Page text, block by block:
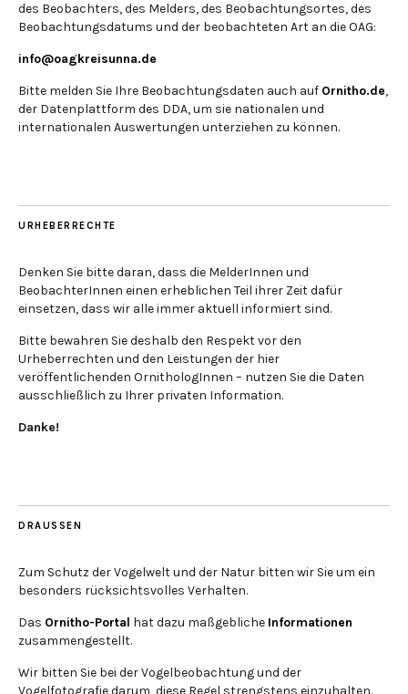
des Beobachters, des Melders, des Beobachtungsortes, des
Beobachtungsdatums und der beobachteten Art an die OAG:
info@oagkreisunna.de
Bitte melden Sie Ihre Beobachtungsdaten auch auf Ornitho.de,
der Datenplattform des DDA, um sie nationalen und
internationalen Auswertungen unterziehen zu können.
URHEBERRECHTE
Denken Sie bitte daran, dass die MelderInnen und
BeobachterInnen einen erheblichen Teil ihrer Zeit dafür
einsetzen, dass wir alle immer aktuell informiert sind.
Bitte bewahren Sie deshalb den Respekt vor den
Urheberrechten und den Leistungen der hier
veröffentlichenden OrnithologInnen – nutzen Sie die Daten
ausschließlich zu Ihrer privaten Information.
Danke!
DRAUSSEN
Zum Schutz der Vogelwelt und der Natur bitten wir Sie um ein
besonders rücksichtsvolles Verhalten.
Das Ornitho-Portal hat dazu maßgebliche Informationen
zusammengestellt.
Wir bitten Sie bei der Vogelbeobachtung und der
Vogelfotografie darum, diese Regel strengstens einzuhalten.